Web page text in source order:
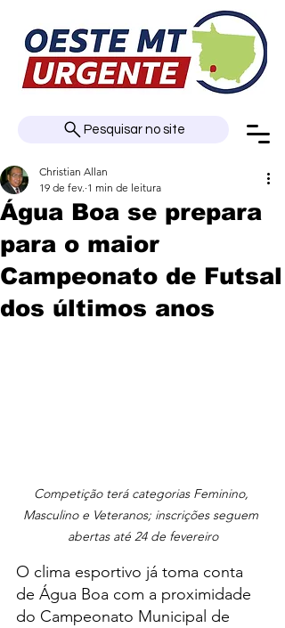
Pesquisar no site
Água Boa se prepara
para o maior
Campeonato de Futsal
dos últimos anos
Christian Allan
19 de fev. 1 min de leitura
Competição terá categorias Feminino,
Masculino e Veteranos; inscrições seguem
abertas até 24 de fevereiro
O clima esportivo já toma conta
de Água Boa com a proximidade
do Campeonato Municipal de